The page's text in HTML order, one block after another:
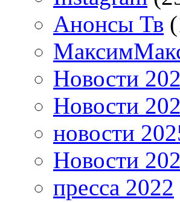
Анонсы Тв
Новости
Новости
новости
Новости
пресса 2022